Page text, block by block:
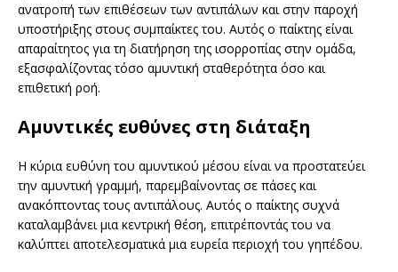
ανατροπή των επιθέσεων των αντιπάλων και στην παροχή
υποστήριξης στους συμπαίκτες του. Αυτός ο παίκτης είναι
απαραίτητος για τη διατήρηση της ισορροπίας στην ομάδα,
εξασφαλίζοντας τόσο αμυντική σταθερότητα όσο και
επιθετική ροή.
Αμυντικές ευθύνες στη διάταξη
Η κύρια ευθύνη του αμυντικού μέσου είναι να προστατεύει
την αμυντική γραμμή, παρεμβαίνοντας σε πάσες και
ανακόπτοντας τους αντιπάλους. Αυτός ο παίκτης συχνά
καταλαμβάνει μια κεντρική θέση, επιτρέποντάς του να
καλύπτει αποτελεσματικά μια ευρεία περιοχή του γηπέδου.